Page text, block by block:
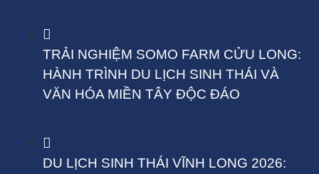
TRẢI NGHIỆM SOMO FARM CỬU LONG:
HÀNH TRÌNH DU LỊCH SINH THÁI VÀ
VĂN HÓA MIỀN TÂY ĐỘC ĐÁO
DU LỊCH SINH THÁI VĨNH LONG 2026: